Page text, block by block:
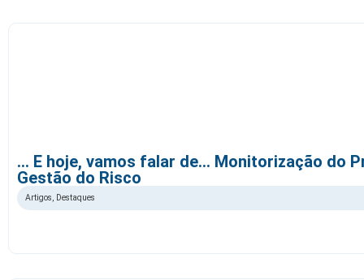
… E hoje, vamos falar de… Monitorização do
Gestão do Risco
Artigos, Destaques